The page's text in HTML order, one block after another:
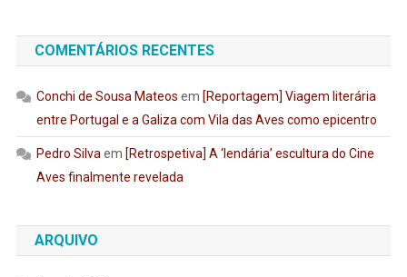
COMENTÁRIOS RECENTES
Conchi de Sousa Mateos em [Reportagem] Viagem literária
entre Portugal e a Galiza com Vila das Aves como epicentro
Pedro Silva em [Retrospetiva] A ‘lendária’ escultura do Cine
Aves finalmente revelada
ARQUIVO